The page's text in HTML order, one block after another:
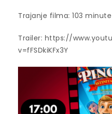
Trajanje filma: 103 minute
Trailer: https://
v=fFSDkiKFx3Y